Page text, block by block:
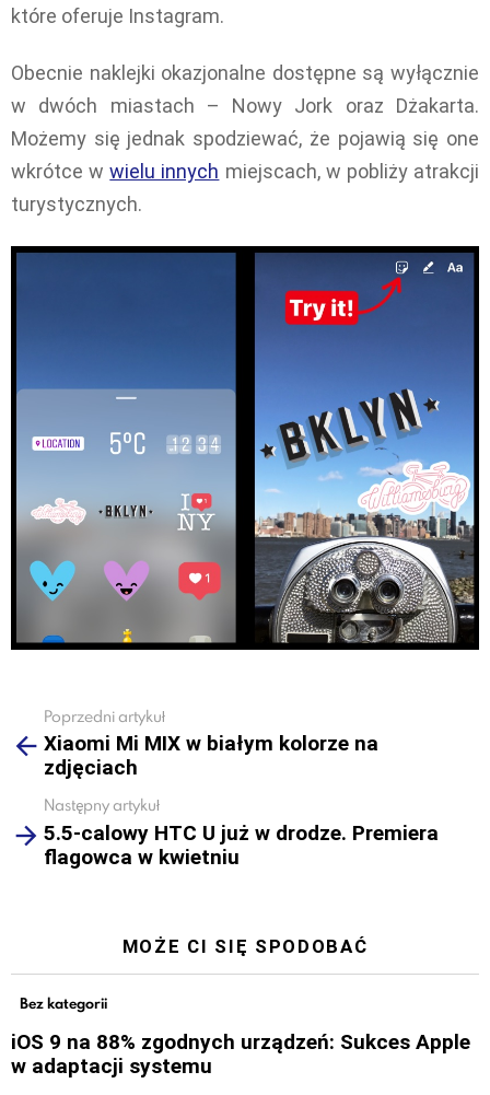
które oferuje Instagram.
Obecnie naklejki okazjonalne dostępne są wyłącznie
w dwóch miastach – Nowy Jork oraz Dżakarta.
Możemy się jednak spodziewać, że pojawią się one
wkrótce wwielu innych miejscach, w pobliży atrakcji
turystycznych.
more
Poprzedni artykuł
Xiaomi Mi MIX w białym kolorze na
zdjęciach
Następny artykuł
5.5-calowy HTC U już w drodze. Premiera
flagowca w kwietniu
MOŻE CI SIĘ SPODOBAĆ
Bez kategorii
iOS 9 na 88% zgodnych urządzeń: Sukces Apple
w adaptacji systemu